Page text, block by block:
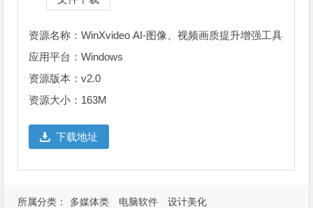
资源名称：WinXvideo AI-图像、视频画质提升增强工具
应用平台：Windows
资源版本：v2.0
资源大小：163M
下载地址
所属分类： 多媒体类 电脑软件 设计美化